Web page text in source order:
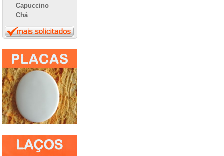
Capuccino
Chá